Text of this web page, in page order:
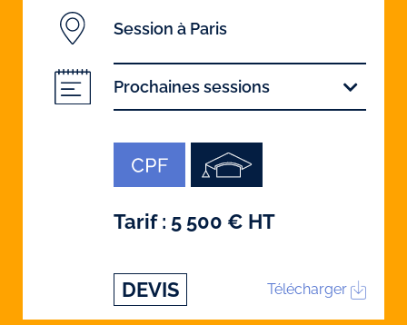
Session à Paris
Prochaines sessions
Tarif : 5 500 € HT
DEVIS Télécharger